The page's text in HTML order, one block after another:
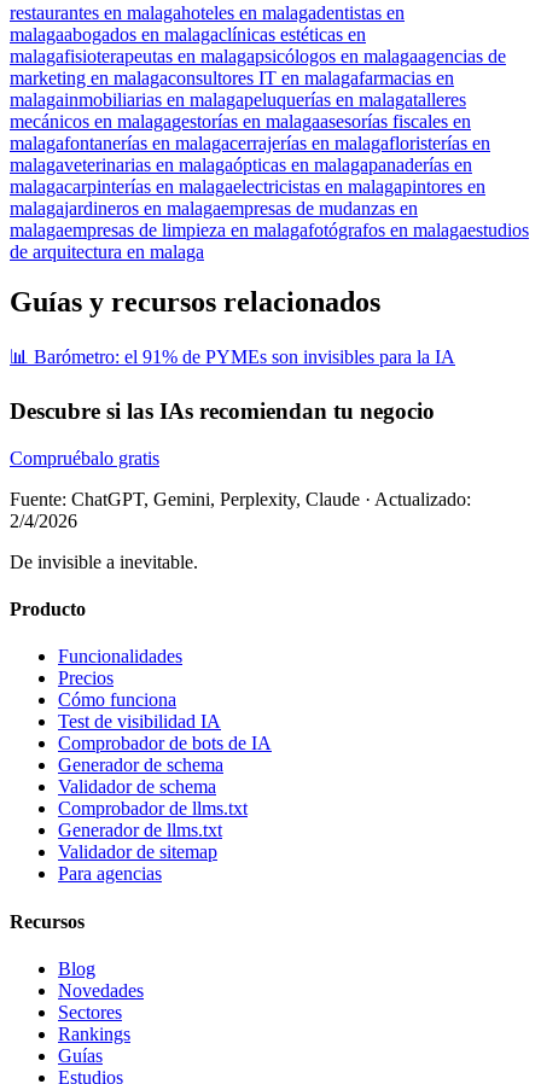
restaurantes en malagahoteles en malagadentistas en
malagaabogados en malagaclínicas estéticas en
malagafisioterapeutas en malagapsicólogos en malagaagencias de
marketing en malagaconsultores IT en malagafarmacias en
malagainmobiliarias en malagapeluquerías en malagatalleres
mecánicos en malagagestorías en malagaasesorías fiscales en
malagafontanerías en malagacerrajerías en malagafloristerías en
malagaveterinarias en malagaópticas en malagapanaderías en
malagacarpinterías en malagaelectricistas en malagapintores en
malagajardineros en malagaempresas de mudanzas en
malagaempresas de limpieza en malagafotógrafos en malagaestudios
de arquitectura en malaga
Guías y recursos relacionados
📊 Barómetro: el 91% de PYMEs son invisibles para la IA
Descubre si las IAs recomiendan tu negocio
Compruébalo gratis
Fuente: ChatGPT, Gemini, Perplexity, Claude · Actualizado:
2/4/2026
De invisible a inevitable.
Producto
Funcionalidades
Precios
Cómo funciona
Test de visibilidad IA
Comprobador de bots de IA
Generador de schema
Validador de schema
Comprobador de llms.txt
Generador de llms.txt
Validador de sitemap
Para agencias
Recursos
Blog
Novedades
Sectores
Rankings
Guías
Estudios